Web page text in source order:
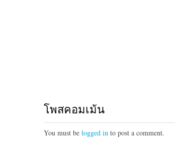
โพสคอมเม้น
You must be logged in to post a comment.